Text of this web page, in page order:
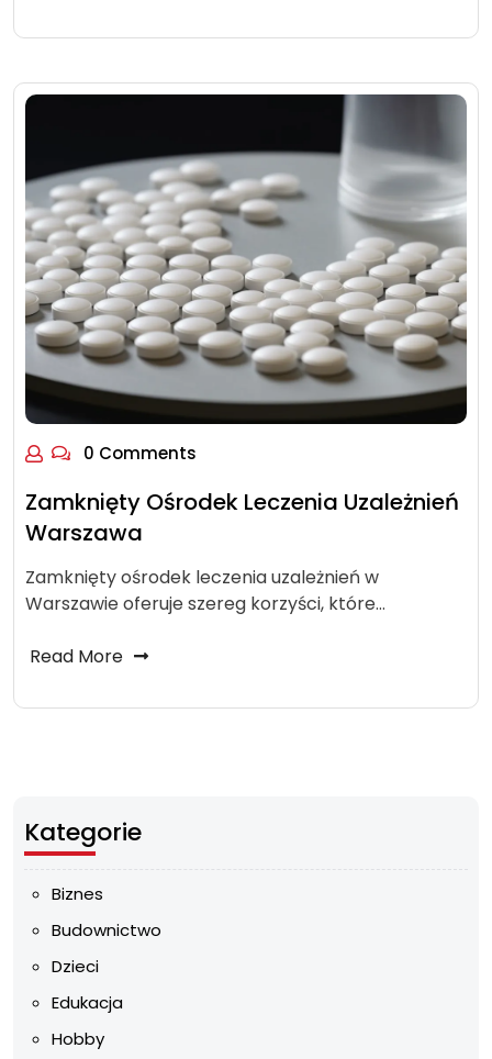
0 Comments
Zamknięty Ośrodek Leczenia Uzależnień
Warszawa
Zamknięty ośrodek leczenia uzależnień w
Warszawie oferuje szereg korzyści, które…
Read More
Kategorie
Biznes
Budownictwo
Dzieci
Edukacja
Hobby